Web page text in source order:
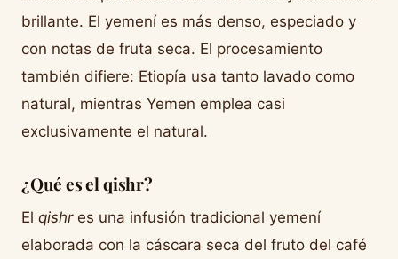
brillante. El yemení es más denso, especiado y
con notas de fruta seca. El procesamiento
también difiere: Etiopía usa tanto lavado como
natural, mientras Yemen emplea casi
exclusivamente el natural.
¿Qué es el qishr?
El qishres una infusión tradicional yemení
elaborada con la cáscara seca del fruto del café